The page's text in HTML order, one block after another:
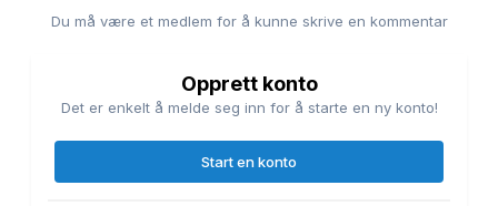
Du må være et medlem for å kunne skrive en kommentar
Opprett konto
Det er enkelt å melde seg inn for å starte en ny konto!
Start en konto